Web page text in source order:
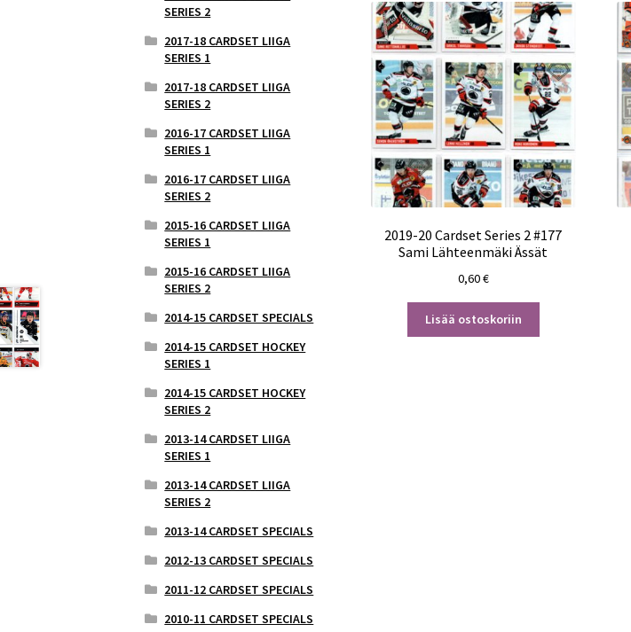
2019-20 Cardset Series 2 #177
Sami Lähteenmäki Ässät
0,60€
Lisää ostoskoriin
SERIES 2
2017-18 CARDSET LIIGA
SERIES 1
2017-18 CARDSET LIIGA
SERIES 2
2016-17 CARDSET LIIGA
SERIES 1
2016-17 CARDSET LIIGA
SERIES 2
2015-16 CARDSET LIIGA
SERIES 1
2015-16 CARDSET LIIGA
SERIES 2
2014-15 CARDSET SPECIALS
2014-15 CARDSET HOCKEY
SERIES 1
2014-15 CARDSET HOCKEY
SERIES 2
2013-14 CARDSET LIIGA
SERIES 1
2013-14 CARDSET LIIGA
SERIES 2
2013-14 CARDSET SPECIALS
2012-13 CARDSET SPECIALS
2011-12 CARDSET SPECIALS
2010-11 CARDSET SPECIALS